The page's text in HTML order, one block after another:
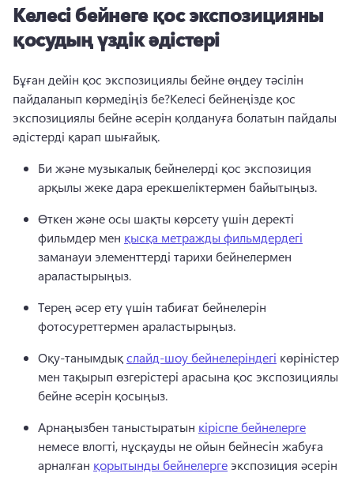
Келесі бейнеге қос экспозицияны
қосудың үздік әдістері
Бұған дейін қос экспозициялы бейне өңдеу тәсілін
пайдаланып көрмедіңіз бе?Келесі бейнеңізде қос
экспозициялы бейне әсерін қолдануға болатын пайдалы
әдістерді қарап шығайық.
Би және музыкалық бейнелерді қос экспозиция
арқылы жеке дара ерекшеліктермен байытыңыз.
Өткен және осы шақты көрсету үшін деректі
фильмдер мен қысқа метражды фильмдердегі
заманауи элементтерді тарихи бейнелермен
араластырыңыз.
Терең әсер ету үшін табиғат бейнелерін
фотосуреттермен араластырыңыз.
Оқу-танымдық слайд-шоу бейнелеріндегі көріністер
мен тақырып өзгерістері арасына қос экспозициялы
бейне әсерін қосыңыз.
Арнаңызбен таныстыратын кіріспе бейнелерге
немесе влогті, нұсқауды не ойын бейнесін жабуға
арналған қорытынды бейнелерге экспозиция әсерін